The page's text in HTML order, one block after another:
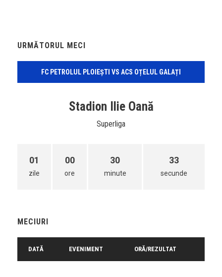
URMĂTORUL MECI
FC PETROLUL PLOIEȘTI VS ACS OȚELUL GALAȚI
Stadion Ilie Oană
Superliga
01
zile
00
ore
30
minute
32
secunde
MECIURI
DATĂ EVENIMENT ORĂ/REZULTAT